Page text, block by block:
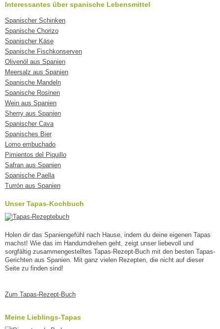
Interessantes über spanische Lebensmittel
Spanischer Schinken
Spanische Chorizo
Spanischer Käse
Spanische Fischkonserven
Olivenöl aus Spanien
Meersalz aus Spanien
Spanische Mandeln
Spanische Rosinen
Wein aus Spanien
Sherry aus Spanien
Spanischer Cava
Spanisches Bier
Lomo embuchado
Pimientos del Piquillo
Safran aus Spanien
Spanische Paella
Turrón aus Spanien
Unser Tapas-Kochbuch
Holen dir das Spaniengefühl nach Hause, indem du deine eigenen Tapas
machst! Wie das im Handumdrehen geht, zeigt unser liebevoll und
sorgfältig zusammengestelltes Tapas-Rezept-Buch mit den besten Tapas-
Gerichten aus Spanien. Mit ganz vielen Rezepten, die nicht auf dieser
Seite zu finden sind!
Zum Tapas-Rezept-Buch
Meine Lieblings-Tapas